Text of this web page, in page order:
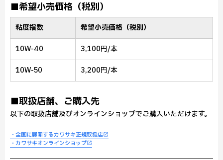
■希望小売価格（税別）
粘度指数 希望小売価格（税別）
10W-40 3,100円/本
10W-50 3,200円/本
■取扱店舗、ご購入先
以下の取扱店舗及びオンラインショップでご購入いただけます。
・全国に展開するカワサキ正規取扱店
・カワサキオンラインショップ